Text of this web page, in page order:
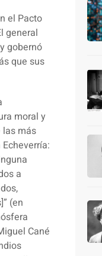
el Pacto
general
gobernó
que sus
moral y
las más
a
(en
Cané